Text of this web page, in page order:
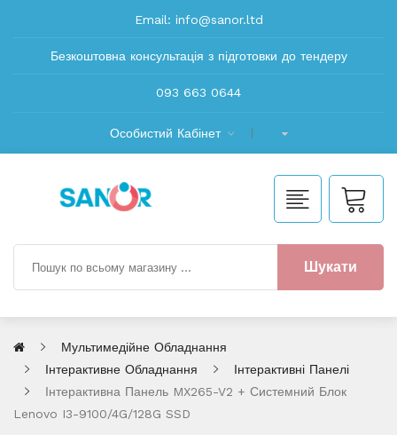
Email: info@sanor.ltd
Безкоштовна консультація з підготовки до тендеру
093 663 0644
Особистий Кабінет
Шукати
Мультимедійне Обладнання
Інтерактивне Обладнання
Інтерактивні Панелі
Інтерактивна Панель MX265-V2 + Системний Блок
Lenovo I3-9100/4G/128G SSD